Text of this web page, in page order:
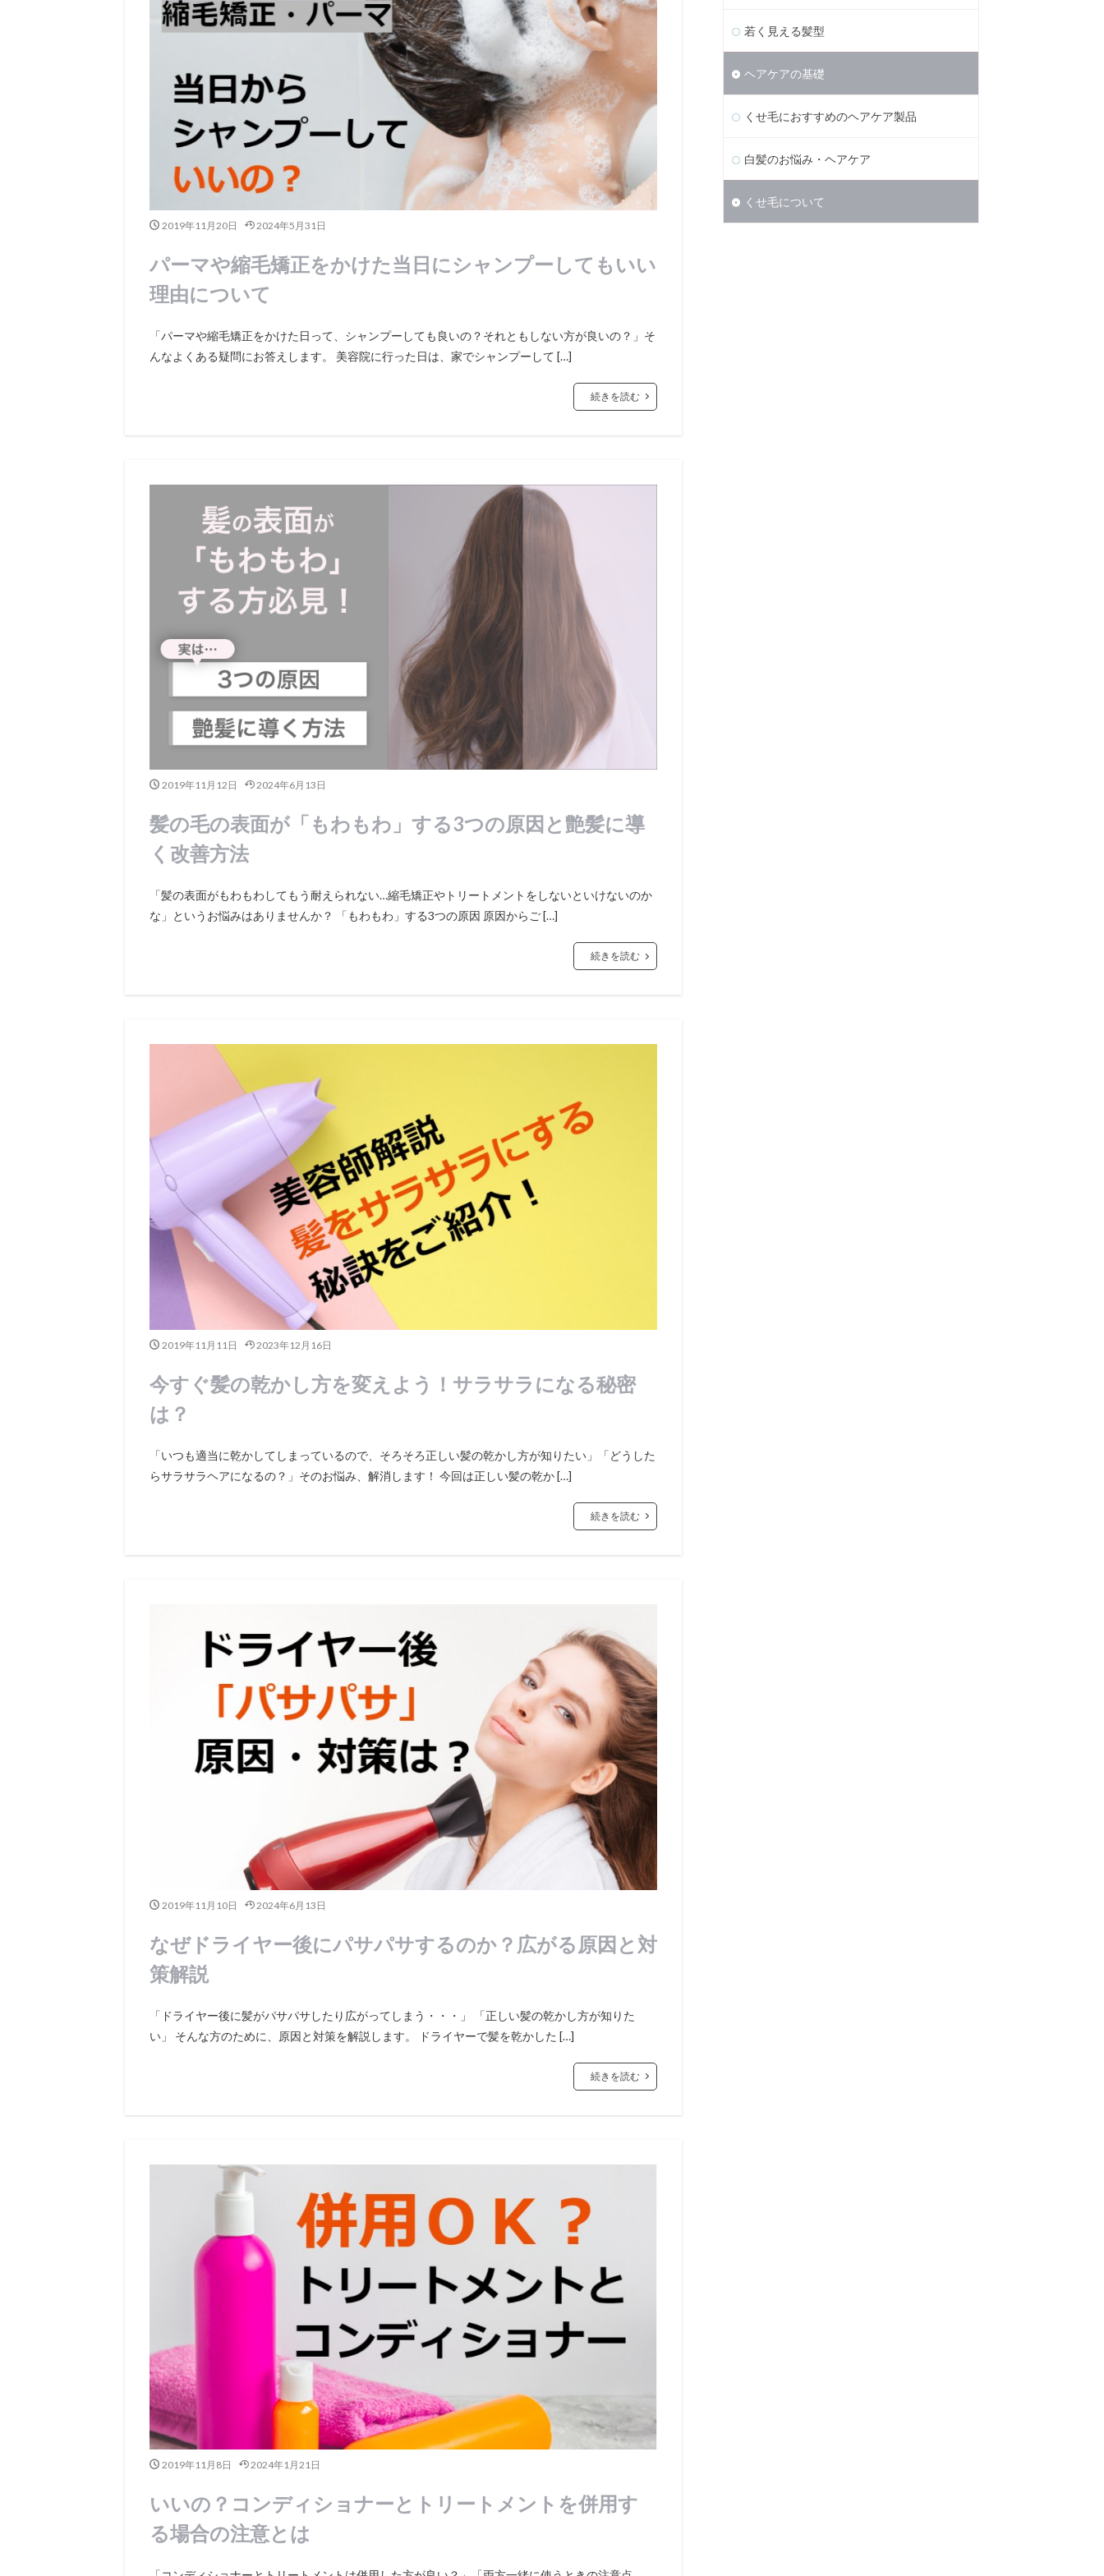
2019年11月20日 2024年5月31日
パーマや縮毛矯正をかけた当日にシャンプーしてもいい
理由について
「パーマや縮毛矯正をかけた日って、シャンプーしても良いの？それともしない方が良いの？」そ
んなよくある疑問にお答えします。 美容院に行った日は、家でシャンプーして […]
続きを読む
2019年11月12日 2024年6月13日
髪の毛の表面が「もわもわ」する3つの原因と艶髪に導
く改善方法
「髪の表面がもわもわしてもう耐えられない…縮毛矯正やトリートメントをしないといけないのか
な」というお悩みはありませんか？ 「もわもわ」する3つの原因 原因からご […]
続きを読む
2019年11月11日 2023年12月16日
今すぐ髪の乾かし方を変えよう！サラサラになる秘密
は？
「いつも適当に乾かしてしまっているので、そろそろ正しい髪の乾かし方が知りたい」「どうした
らサラサラヘアになるの？」そのお悩み、解消します！ 今回は正しい髪の乾か […]
続きを読む
2019年11月10日 2024年6月13日
なぜドライヤー後にパサパサするのか？広がる原因と対
策解説
「ドライヤー後に髪がパサパサしたり広がってしまう・・・」 「正しい髪の乾かし方が知りた
い」 そんな方のために、原因と対策を解説します。 ドライヤーで髪を乾かした […]
続きを読む
2019年11月8日 2024年1月21日
いいの？コンディショナーとトリートメントを併用す
る場合の注意とは
若く見える髪型
ヘアケアの基礎
くせ毛におすすめのヘアケア製品
白髪のお悩み・ヘアケア
くせ毛について